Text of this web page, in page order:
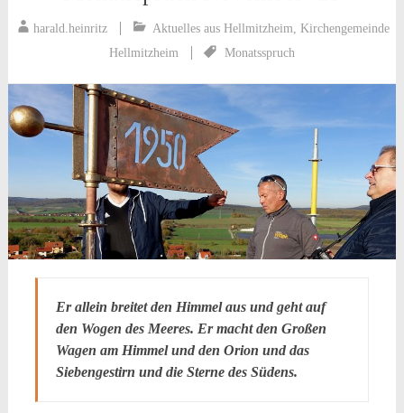
harald.heinritz Aktuelles aus Hellmitzheim,Kirchengemeinde
Hellmitzheim
Monatsspruch
Er allein breitet den Himmel aus und geht auf
den Wogen des Meeres. Er macht den Großen
Wagen am Himmel und den Orion und das
Siebengestirn und die Sterne des Südens.